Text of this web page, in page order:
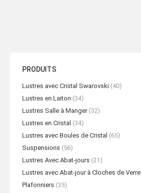
PRODUITS
Lustres avec Cristal Swarovski (40)
Lustres en Laiton (34)
Lustres Salle à Manger (32)
Lustres en Cristal (34)
Lustres avec Boules de Cristal (65)
Suspensions (56)
Lustres Avec Abat-jours (21)
Lustres avec Abat-jour à Cloches de Verre
Plafonniers (35)